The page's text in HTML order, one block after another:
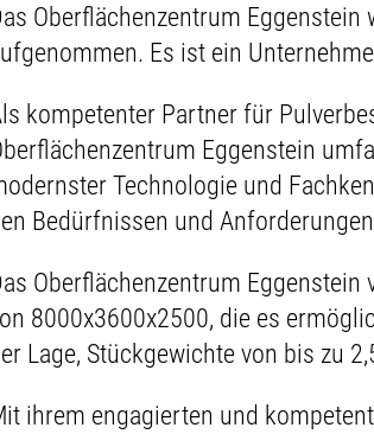
Oberflächenzentrum
Es ist ein
kompetenter Partner für
Eggenstein
Technologie und
Bedürfnissen und
Oberflächenzentrum
8000x3600x2500, die es
Lage, Stückgewichte von bis zu
ihrem engagierten und